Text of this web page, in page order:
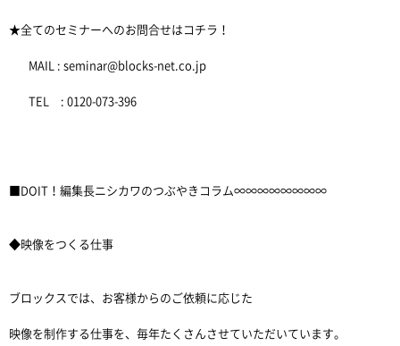
★全てのセミナーへのお問合せはコチラ！
MAIL : seminar@blocks-net.co.jp
TEL : 0120-073-396
■DOIT！編集長ニシカワのつぶやきコラム∞∞∞∞∞∞∞∞
◆映像をつくる仕事
ブロックスでは、お客様からのご依頼に応じた
映像を制作する仕事を、毎年たくさんさせていただいています。